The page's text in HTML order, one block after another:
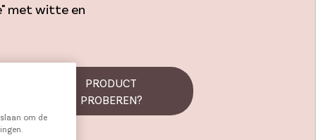
met witte en
PRODUCT
PROBEREN?
om de